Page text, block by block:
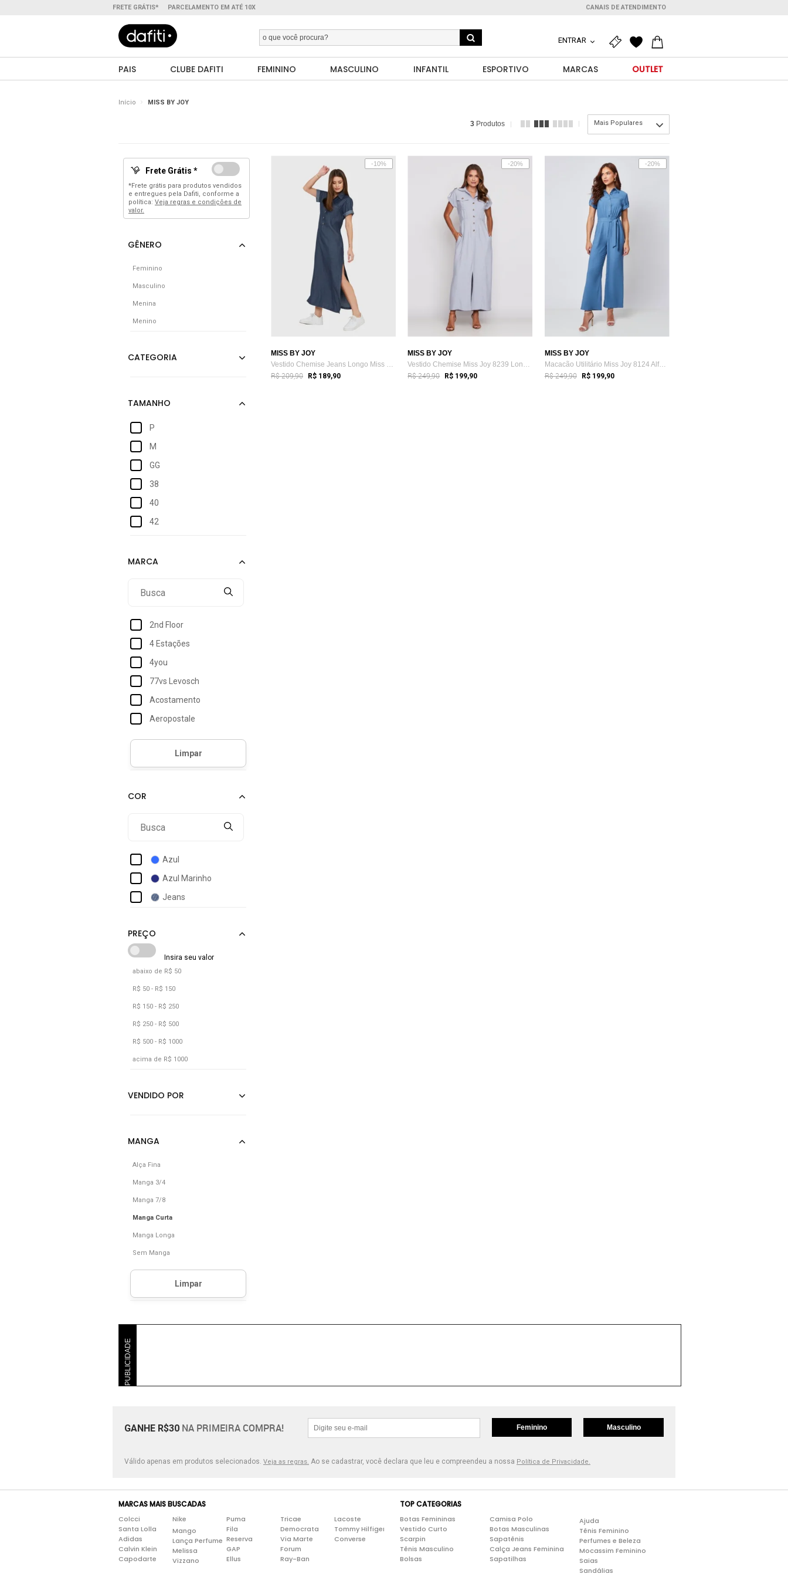
FRETE GRÁTIS* PARCELAMENTO EM ATÉ 10X CANAIS DE ATENDIMENTO
ENTRAR
PAIS CLUBE DAFITI FEMININO MASCULINO INFANTIL ESPORTIVO MARCAS OUTLET
Início MISS BY JOY
3 Produtos Mais Populares
Frete Grátis *
*Frete grátis para produtos vendidos
e entregues pela Dafiti, conforme a
política: Veja regras e condições de
valor.
Feminino
Masculino
Menina
Menino
P
M
GG
38
40
42
46
2nd Floor
4 Estações
4you
77vs Levosch
Acostamento
Aeropostale
Aleatory
Alenice
Alto Conceito
Arauto Jeans
Aura
Azul
Azul Marinho
Jeans
abaixo de R$ 50
R$ 50 - R$ 150
R$ 150 - R$ 250
R$ 250 - R$ 500
R$ 500 - R$ 1000
acima de R$ 1000
Alça Fina
Manga 3/4
Manga 7/8
Manga Curta
Manga Longa
Sem Manga
-10%
MISS BY JOY
Vestido Chemise Jeans Longo Miss Joy 6975
R$ 209,90 R$ 189,90
-20%
MISS BY JOY
Vestido Chemise Miss Joy 8239 Longo Util...
R$ 249,90 R$ 199,90
-20%
MISS BY JOY
Macacão Utilitário Miss Joy 8124 Alfaiat...
R$ 249,90 R$ 199,90
PUBLICIDADE
GANHE R$30 NA PRIMEIRA COMPRA! Feminino Masculino
Válido apenas em produtos selecionados. Veja as regras. Ao se cadastrar, você declara que leu e compreendeu a nossa Política de Privacidade.
MARCAS MAIS BUSCADAS
Colcci
Santa Lolla
Adidas
Calvin Klein
Capodarte
Nike
Mango
Lança Perfume
Melissa
Vizzano
Puma
Fila
Reserva
GAP
Ellus
Tricae
Democrata
Via Marte
Forum
Ray-Ban
Lacoste
Tommy Hilfiger
Converse
TOP CATEGORIAS
Botas Femininas
Vestido Curto
Scarpin
Tênis Masculino
Bolsas
Camisa Polo
Botas Masculinas
Sapatênis
Calça Jeans Feminina
Sapatilhas
Ajuda
Tênis Feminino
Perfumes e Beleza
Mocassim Feminino
Saias
Sandálias